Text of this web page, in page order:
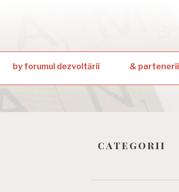
by forumul dezvoltării & partenerii
categorii